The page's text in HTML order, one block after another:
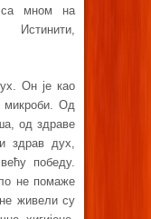
са мном на
Истинити,
Он је као
микроби. Од
од здраве
здрав дух,
победу.
не помаже
живели су